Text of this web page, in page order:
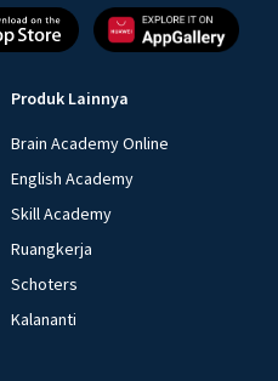
Produk Lainnya
Brain Academy Online
English Academy
Skill Academy
Ruangkerja
Schoters
Kalananti